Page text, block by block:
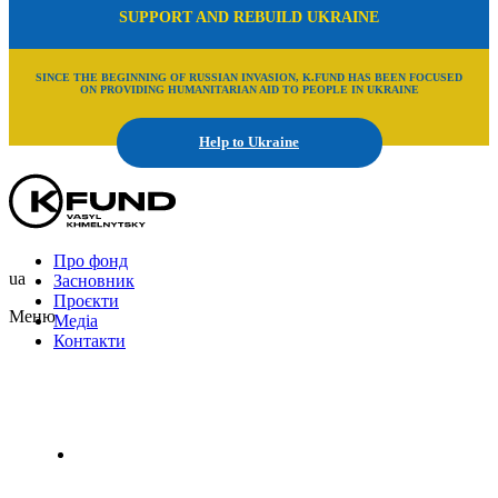
SUPPORT AND REBUILD UKRAINE
SINCE THE BEGINNING OF RUSSIAN INVASION, K.FUND HAS BEEN FOCUSED
ON PROVIDING HUMANITARIAN AID TO PEOPLE IN UKRAINE
Help to Ukraine
Про фонд
Засновник
Проєкти
Медіа
Контакти
ua
Меню